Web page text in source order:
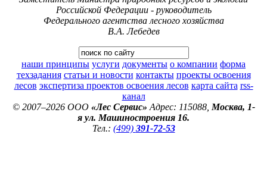
Российской Федерации - руководитель
Федерального агентства лесного хозяйства
В.А. Лебедев
наши принципы услуги документы о компании форма
техзадания статьи и новости контакты проекты освоения
лесов экспертиза проектов освоения лесов карта сайта rss-
канал
© 2007–2026 ООО «Лес Сервис» Адрес: 115088, Москва, 1-
я ул. Машиностроения 16.
Тел.: (499) 391-72-53